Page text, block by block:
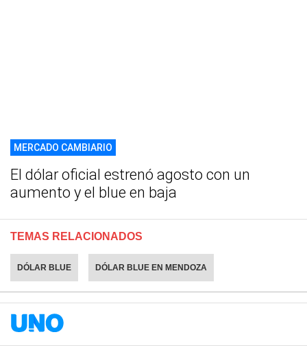
MERCADO CAMBIARIO
El dólar oficial estrenó agosto con un
aumento y el blue en baja
TEMAS RELACIONADOS
DÓLAR BLUE DÓLAR BLUE EN MENDOZA